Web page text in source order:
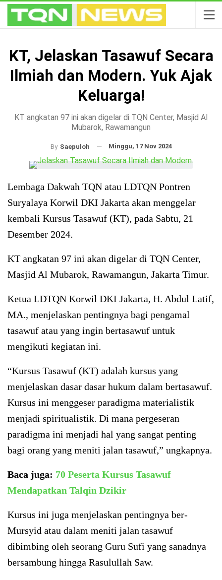
KT, Jelaskan Tasawuf Secara
Ilmiah dan Modern. Yuk Ajak
Keluarga!
KT angkatan 97 ini akan digelar di TQN Center, Masjid Al
Mubarok, Rawamangun
By Saepuloh Minggu, 17 Nov 2024
Lembaga Dakwah TQN atau LDTQN Pontren
Suryalaya Korwil DKI Jakarta akan menggelar
kembali Kursus Tasawuf (KT), pada Sabtu, 21
Desember 2024.
KT angkatan 97 ini akan digelar di TQN Center,
Masjid Al Mubarok, Rawamangun, Jakarta Timur.
Ketua LDTQN Korwil DKI Jakarta, H. Abdul Latif,
MA., menjelaskan pentingnya bagi pengamal
tasawuf atau yang ingin bertasawuf untuk
mengikuti kegiatan ini.
“Kursus Tasawuf (KT) adalah kursus yang
menjelaskan dasar dasar hukum dalam bertasawuf.
Kursus ini menggeser paradigma materialistik
menjadi spiritualistik. Di mana pergeseran
paradigma ini menjadi hal yang sangat penting
bagi orang yang meniti jalan tasawuf,” ungkapnya.
Baca juga: 70 Peserta Kursus Tasawuf
Mendapatkan Talqin Dzikir
Kursus ini juga menjelaskan pentingnya ber-
Mursyid atau dalam meniti jalan tasawuf
dibimbing oleh seorang Guru Sufi yang sanadnya
bersambung hingga Rasulullah Saw.